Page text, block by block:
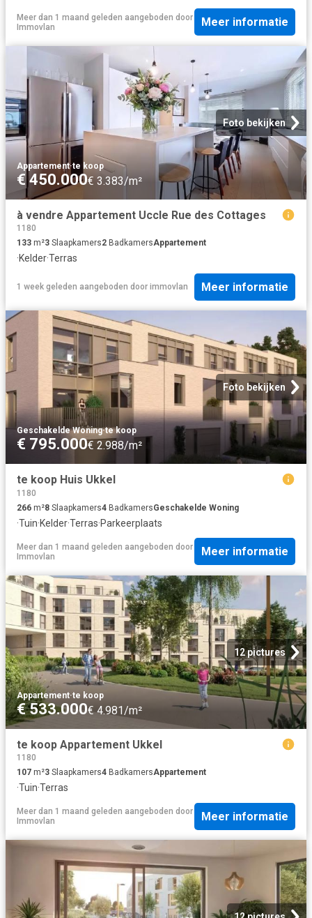
Meer dan 1 maand geleden aangeboden door
Immovlan
Meer informatie
Foto bekijken
Appartement·te koop
€ 450.000€ 3.383/m²
à vendre Appartement Uccle Rue des Cottages
1180
133 m²3 Slaapkamers2 BadkamersAppartement
·Kelder·Terras
1 week geleden aangeboden door immovlan Meer informatie
Foto bekijken
Geschakelde Woning·te koop
€ 795.000€ 2.988/m²
te koop Huis Ukkel
1180
266 m²8 Slaapkamers4 BadkamersGeschakelde Woning
·Tuin·Kelder·Terras·Parkeerplaats
Meer dan 1 maand geleden aangeboden door
Immovlan
Meer informatie
12 pictures
Appartement·te koop
€ 533.000€ 4.981/m²
te koop Appartement Ukkel
1180
107 m²3 Slaapkamers4 BadkamersAppartement
·Tuin·Terras
Meer dan 1 maand geleden aangeboden door
Immovlan
Meer informatie